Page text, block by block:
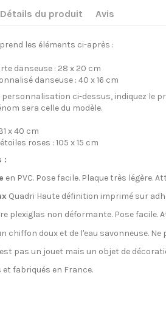
Détails du produit Avis
les éléments ci-après :
danseuse : 28 x 20 cm
danseuse : 40 x 16 cm
personnalisation ci-dessus, indiquez le
sera celle du modèle.
x 40 cm
roses : 105 x 15 cm
:
en PVC. Pose facile. Plaque très légère.
Quadri Haute définition imprimé sur
plexiglas non déformante. Pose facile.
chiffon doux et de l'eau savonneuse. Ne
pas un jouet mais un objet de
et fabriqués en France.